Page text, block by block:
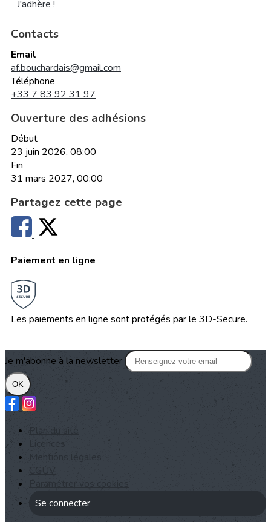
J'adhère !
Contacts
Email
af.bouchardais@gmail.com
Téléphone
+33 7 83 92 31 97
Ouverture des adhésions
Début
23 juin 2026, 08:00
Fin
31 mars 2027, 00:00
Partagez cette page
Paiement en ligne
Les paiements en ligne sont protégés par le 3D-Secure.
Je m'abonne à la newsletter
OK
Se connecter